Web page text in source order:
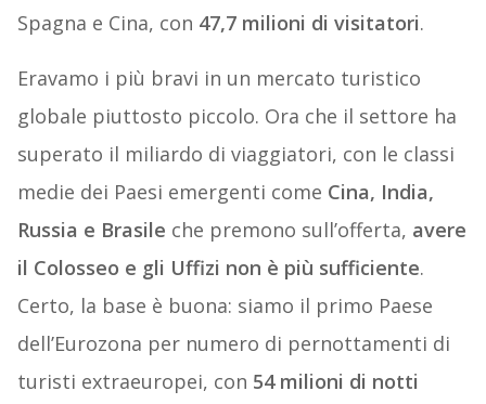
Spagna e Cina, con 47,7 milioni di visitatori.
Eravamo i più bravi in un mercato turistico
globale piuttosto piccolo. Ora che il settore ha
superato il miliardo di viaggiatori, con le classi
medie dei Paesi emergenti come Cina, India,
Russia e Brasile che premono sull’offerta, avere
il Colosseo e gli Uffizi non è più sufficiente.
Certo, la base è buona: siamo il primo Paese
dell’Eurozona per numero di pernottamenti di
turisti extraeuropei, con 54 milioni di notti